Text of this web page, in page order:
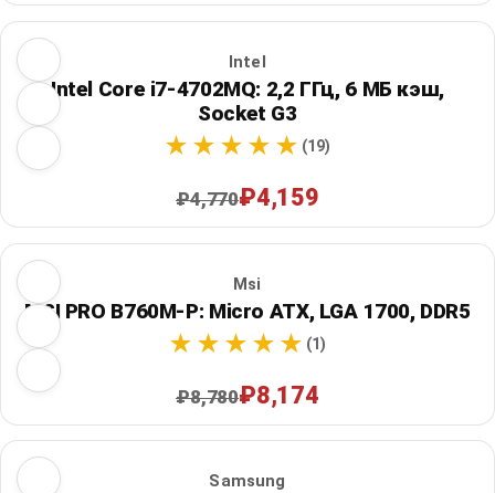
Intel
Intel Core i7-4702MQ: 2,2 ГГц, 6 МБ кэш,
Socket G3
(19)
₽4,770₽4,159
Msi
MSI PRO B760M-P: Micro ATX, LGA 1700, DDR5
(1)
₽8,780₽8,174
Samsung